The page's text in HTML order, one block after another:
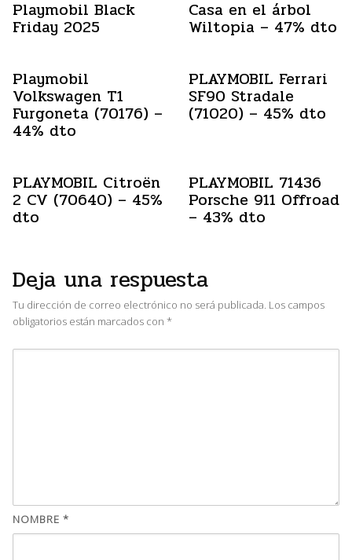
Playmobil Black
Friday 2025
Casa en el árbol
Wiltopia – 47% dto
Playmobil
Volkswagen T1
Furgoneta (70176) –
44% dto
PLAYMOBIL Ferrari
SF90 Stradale
(71020) – 45% dto
PLAYMOBIL Citroën
2 CV (70640) – 45%
dto
PLAYMOBIL 71436
Porsche 911 Offroad
– 43% dto
Deja una respuesta
Tu dirección de correo electrónico no será publicada. Los campos
obligatorios están marcados con *
NOMBRE *